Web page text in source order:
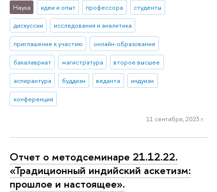
Наука идеи и опыт профессора студенты
дискуссии исследования и аналитика
приглашение к участию онлайн-образование
бакалавриат магистратура второе высшее
аспирантура буддизм веданта индуизм
конференция
11 сентября, 2023 г.
Отчет о методсеминаре 21.12.22.
«Традиционный индийский аскетизм:
прошлое и настоящее».